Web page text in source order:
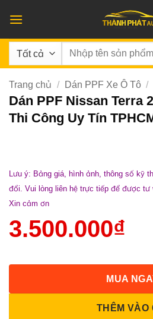
qua
nội
dung
Tìm
Trang chủ / Dán PPF Xe Ô Tô /
Dán PPF Nissan Terra
Thi Công Uy Tín
Lưu ý: Bảng giá, hình ảnh, thông số kỹ
đổi. Vui lòng liên hệ trực tiếp để được tư
Xin cảm ơn
3.500.000₫
THÊM VÀO
MUA